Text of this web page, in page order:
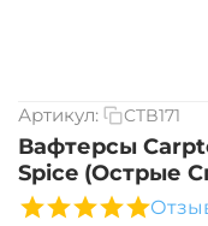
Артикул: CTB171
Вафтерсы
Spice (Острые